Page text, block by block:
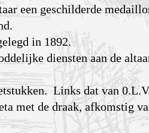
een geschilderde
in 1892.
diensten aan de
Links dat van
met de draak, afkomstig